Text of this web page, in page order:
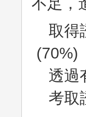
取得
(70%)
透過
考取